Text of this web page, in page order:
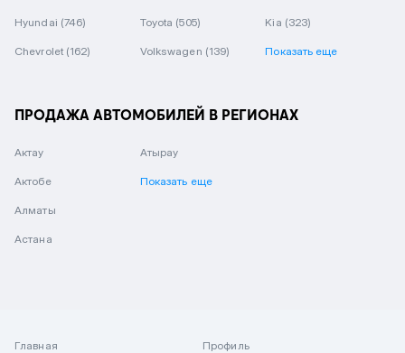
Hyundai (746) Toyota (505) Kia (323)
Chevrolet (162) Volkswagen (139) Показать еще
ПРОДАЖА АВТОМОБИЛЕЙ В РЕГИОНАХ
Актау
Актобе
Алматы
Астана
Атырау
Показать еще
Главная
Профиль